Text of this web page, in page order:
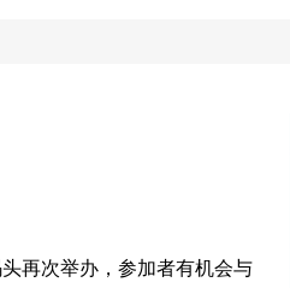
再次举办，参加者有机会与